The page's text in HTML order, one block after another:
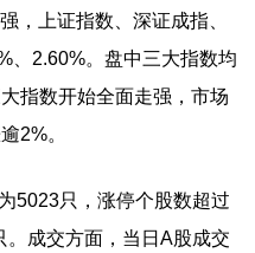
上证指数、深证成指、
、2.60%。盘中三大指数均
指数开始全面走强，市场
2%。
只，涨停个股数超过
成交方面，当日A股成交